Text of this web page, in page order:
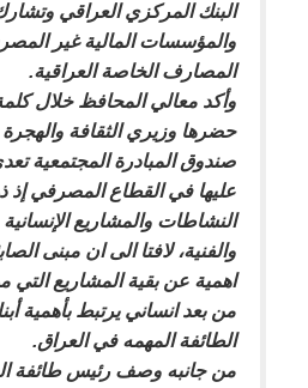
البنك المركزي العراقي
والمؤسسات المالية غير
المصارف الخاصة العراقية.
وأكد معالي المحافظ خلال كلمة
حضرها وزيري الثقافة
صندوق المبادرة المجتمعية
عليها في القطاع المصرفي إذ
النشاطات والمشاريع الإنسانية
والفنية، لافتا الى ان مبنى
اهمية عن بقية المشاريع التي
من بعد انساني يرتبط بأهمية
الطائفة المهمه في العراق.
من جانبه وصف رئيس طائفة